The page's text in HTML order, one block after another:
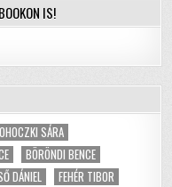
IS!
SÁRA
BÖRÖNDI BENCE
DÁNIEL
FEHÉR TIBOR